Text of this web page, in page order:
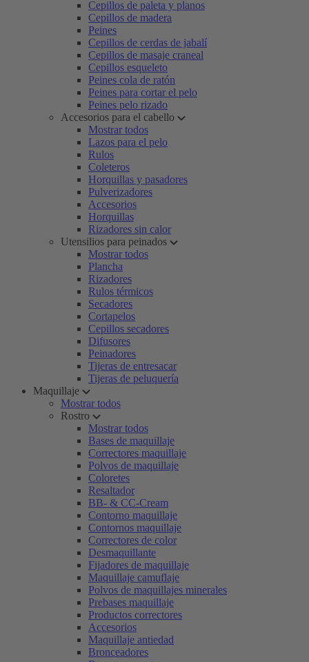
Cepillos de paleta y planos
Cepillos de madera
Peines
Cepillos de cerdas de jabalí
Cepillos de masaje craneal
Cepillos esqueleto
Peines cola de ratón
Peines para cortar el pelo
Peines pelo rizado
Accesorios para el cabello
Mostrar todos
Lazos para el pelo
Rulos
Coleteros
Horquillas y pasadores
Pulverizadores
Accesorios
Horquillas
Rizadores sin calor
Utensilios para peinados
Mostrar todos
Plancha
Rizadores
Rulos térmicos
Secadores
Cortapelos
Cepillos secadores
Difusores
Peinadores
Tijeras de entresacar
Tijeras de peluquería
Maquillaje
Mostrar todos
Rostro
Mostrar todos
Bases de maquillaje
Correctores maquillaje
Polvos de maquillaje
Coloretes
Resaltador
BB- & CC-Cream
Contorno maquillaje
Contornos maquillaje
Correctores de color
Desmaquillante
Fijadores de maquillaje
Maquillaje camuflaje
Polvos de maquillajes minerales
Prebases maquillaje
Productos correctores
Accesorios
Maquillaje antiedad
Bronceadores